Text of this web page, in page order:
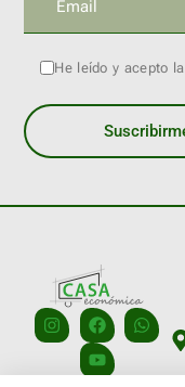
He leído y acepto la